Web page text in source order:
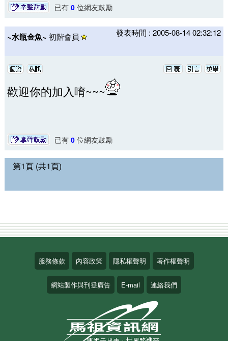
已有 0位網友鼓勵
~水瓶金魚~ 初階會員 發表時間 : 2005-08-14 02:32:12
歡迎你的加入唷~~~
已有 0位網友鼓勵
第1頁 (共1頁)
服務條款 內容政策 隱私權聲明 著作權聲明
網站製作與刊登廣告 E-mail 連絡我們